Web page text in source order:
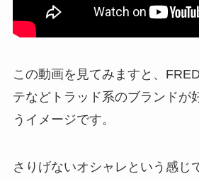
この動画を見てみますと、
テなどトラッド系のブランドが
うイメージです。
さりげないオシャレという感じ